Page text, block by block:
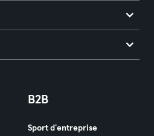
B2B
Sport d'entreprise